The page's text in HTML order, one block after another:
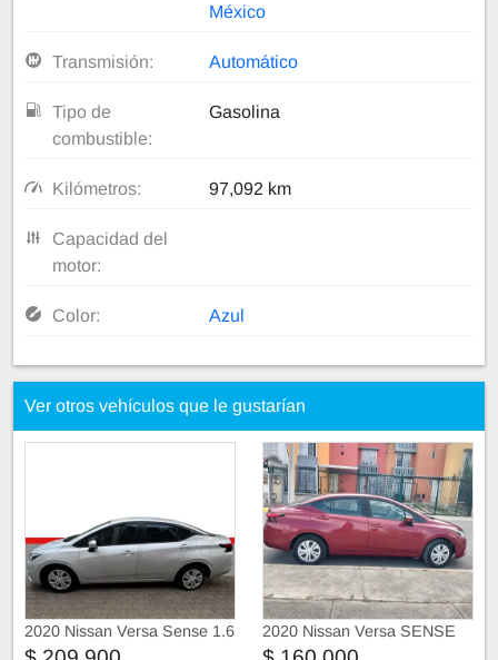
México
Transmisión: Automático
Tipo de
combustible:
Gasolina
Kilómetros: 97,092 km
Capacidad del
motor:
Color: Azul
Ver otros vehículos que le gustarían
2020 Nissan Versa Sense 1.6
At
2020 Nissan Versa SENSE